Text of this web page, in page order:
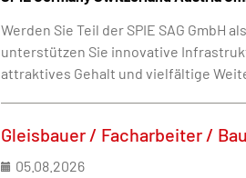
Werden Sie Teil der SPIE SAG GmbH
unterstützen Sie innovative
attraktives Gehalt und vielfältige
Gleisbauer / Facharbeiter /
05.08.2026